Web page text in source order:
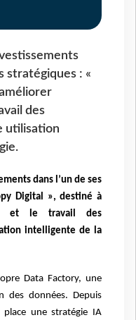
stratégiques : «
des
utilisation
dans l’un de ses
Digital », destiné à
et le travail des
intelligente de la
Data Factory, une
des données. Depuis
une stratégie IA